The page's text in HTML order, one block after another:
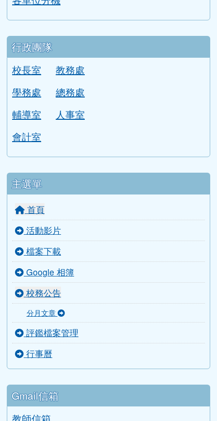
行政團隊
校長室
教務處
學務處
總務處
輔導室
人事室
會計室
主選單
首頁
活動影片
檔案下載
Google 相簿
校務公告
分月文章
評鑑檔案管理
行事曆
Gmail信箱